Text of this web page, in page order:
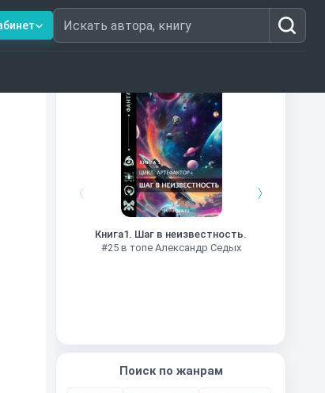
Искать автора, книгу
Книги из топ-100
Книга1. Шаг в неизвестность.
#25 в топе Александр Седых
Поиск по жанрам